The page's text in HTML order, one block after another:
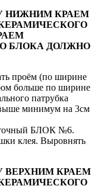
НИЖНИМ КРАЕМ
БЛОКА ДОЛЖНО
проём (по ширине
больше по ширине
патрубка
минимум на 3см
БЛОК №6.
клея. Выровнять
ВЕРХНИМ КРАЕМ